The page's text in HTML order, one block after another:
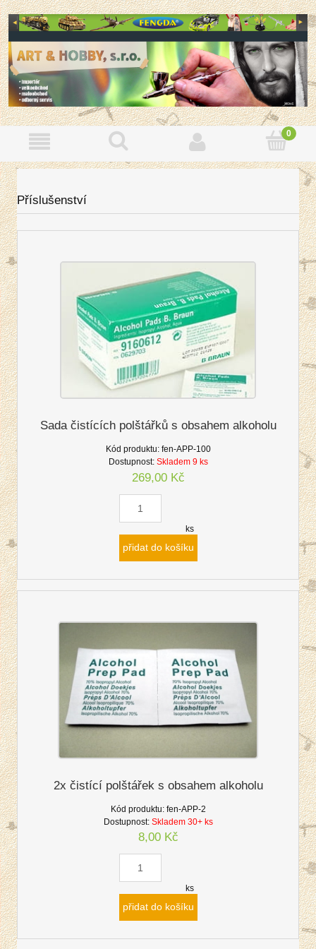
Příslušenství
Sada čistících polštářků s obsahem alkoholu
Kód produktu: fen-APP-100
Dostupnost: Skladem 9 ks
269,00 Kč
ks
přidat do košíku
2x čistící polštářek s obsahem alkoholu
Kód produktu: fen-APP-2
Dostupnost: Skladem 30+ ks
8,00 Kč
ks
přidat do košíku